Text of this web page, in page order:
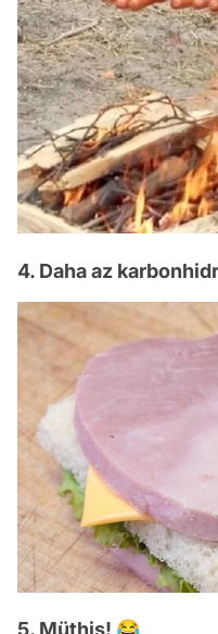
4. Daha az
5. Müthiş! 😂